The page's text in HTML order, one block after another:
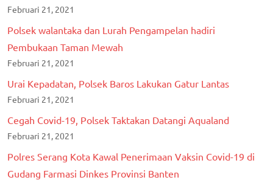
Februari 21, 2021
Polsek walantaka dan Lurah Pengampelan hadiri
Pembukaan Taman Mewah
Februari 21, 2021
Urai Kepadatan, Polsek Baros Lakukan Gatur Lantas
Februari 21, 2021
Cegah Covid-19, Polsek Taktakan Datangi Aqualand
Februari 21, 2021
Polres Serang Kota Kawal Penerimaan Vaksin Covid-19 di
Gudang Farmasi Dinkes Provinsi Banten